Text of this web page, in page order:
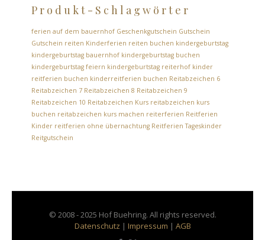
Produkt-Schlagwörter
ferien auf dem bauernhof Geschenkgutschein Gutschein
Gutschein reiten Kinderferien reiten buchen kindergeburtstag
kindergeburtstag bauernhof kindergeburtstag buchen
kindergeburtstag feiern kindergeburtstag reiterhof kinder
reitferien buchen kinderreitferien buchen Reitabzeichen 6
Reitabzeichen 7 Reitabzeichen 8 Reitabzeichen 9
Reitabzeichen 10 Reitabzeichen Kurs reitabzeichen kurs
buchen reitabzeichen kurs machen reiterferien Reitferien
Kinder reitferien ohne übernachtung Reitferien Tageskinder
Reitgutschein
© 2008 - 2025 Hof Buehring. All rights reserved.
Datenschutz | Impressum | AGB